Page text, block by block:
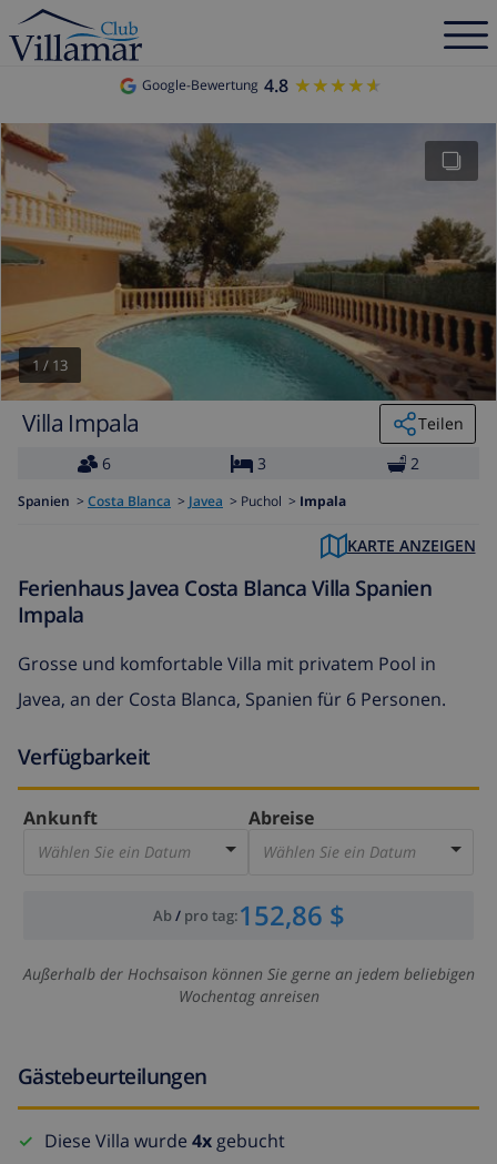
Google-Bewertung 4.8 ★★★★★
★★★★★
1 / 13
Villa Impala
Teilen
6
3 2
Spanien > Costa Blanca > Javea > Puchol > Impala
KARTE ANZEIGEN
Ferienhaus Javea Costa Blanca Villa Spanien
Impala
Grosse und komfortable Villa mit privatem Pool in
Javea, an der Costa Blanca, Spanien für 6 Personen.
Verfügbarkeit
Ankunft
Wählen Sie ein Datum
Abreise
Wählen Sie ein Datum
Ab/ pro tag:152,86 $
Außerhalb der Hochsaison können Sie gerne an jedem beliebigen
Wochentag anreisen
Gästebeurteilungen
Diese Villa wurde 4xgebucht